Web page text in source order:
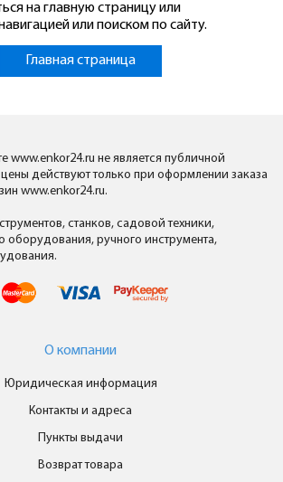
на главную страницу или
или поиском по сайту.
Главная страница
www.enkor24.ru не является публичной
действуют только при оформлении заказа
www.enkor24.ru.
станков, садовой техники,
оборудования, ручного инструмента,
О компании
Юридическая информация
Контакты и адреса
Пункты выдачи
Возврат товара